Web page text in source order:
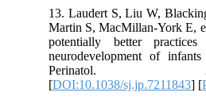
13. Laudert S, Liu W,
Martin S, MacMillan-York E,
potentially better
neurodevelopment of
Perinatol.
[DOI:10.1038/sj.jp.7211843